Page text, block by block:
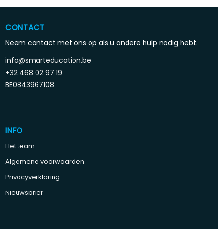
CONTACT
Neem contact met ons op als u andere hulp nodig hebt.
info@smarteducation.be
+32 468 02 97 19
BE0843967108
INFO
Het team
Algemene voorwaarden
Privacyverklaring
Nieuwsbrief